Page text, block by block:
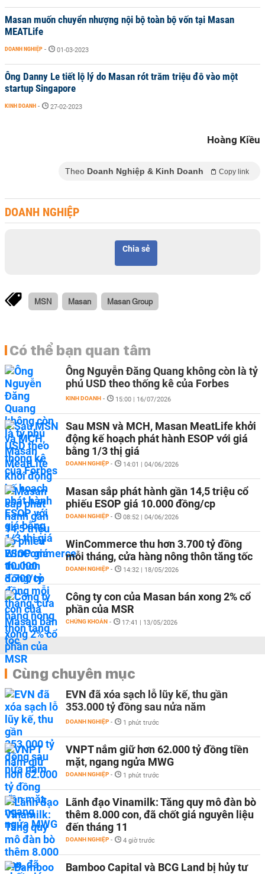
Masan muốn chuyển nhượng nội bộ toàn bộ vốn tại Masan
MEATLife
DOANH NGHIỆP - 01-03-2023
Ông Danny Le tiết lộ lý do Masan rót trăm triệu đô vào một
startup Singapore
KINH DOANH - 27-02-2023
Hoàng Kiều
Theo Doanh Nghiệp & Kinh Doanh Copy link
DOANH NGHIỆP
Chia sẻ
MSN Masan Masan Group
Có thể bạn quan tâm
Ông Nguyễn Đăng Quang không còn là tỷ
phú USD theo thống kê của Forbes
KINH DOANH - 15:00 | 16/07/2026
Sau MSN và MCH, Masan MeatLife khởi
động kế hoạch phát hành ESOP với giá
bằng 1/3 thị giá
DOANH NGHIỆP - 14:01 | 04/06/2026
Masan sắp phát hành gần 14,5 triệu cổ
phiếu ESOP giá 10.000 đồng/cp
DOANH NGHIỆP - 08:52 | 04/06/2026
WinCommerce thu hơn 3.700 tỷ đồng
mỗi tháng, cửa hàng nông thôn tăng tốc
DOANH NGHIỆP - 14:32 | 18/05/2026
Công ty con của Masan bán xong 2% cổ
phần của MSR
CHỨNG KHOÁN - 17:41 | 13/05/2026
Cùng chuyên mục
EVN đã xóa sạch lỗ lũy kế, thu gần
353.000 tỷ đồng sau nửa năm
DOANH NGHIỆP - 1 phút trước
VNPT nắm giữ hơn 62.000 tỷ đồng tiền
mặt, ngang ngửa MWG
DOANH NGHIỆP - 1 phút trước
Lãnh đạo Vinamilk: Tăng quy mô đàn bò
thêm 8.000 con, đã chốt giá nguyên liệu
đến tháng 11
DOANH NGHIỆP - 4 giờ trước
Bamboo Capital và BCG Land bị hủy tư